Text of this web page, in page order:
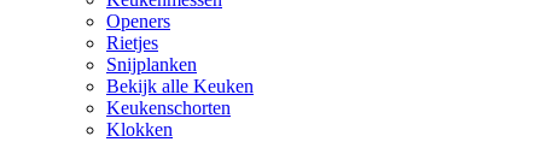
Openers
Rietjes
Snijplanken
Bekijk alle Keuken
Keukenschorten
Klokken